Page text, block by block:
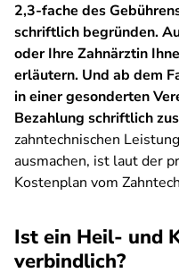
2,3-fache des
schriftlich begründen.
oder Ihre Zahnärztin
erläutern. Und ab dem
in einer gesonderten
Bezahlung schriftlich
zahntechnischen
ausmachen, ist laut der
Kostenplan vom
Ist ein Heil- und
verbindlich?